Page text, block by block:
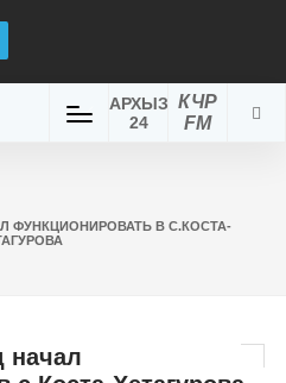
КЧР
FM
АРХЫЗ
24
ФУНКЦИОНИРОВАТЬ В С.КОСТА-
начал